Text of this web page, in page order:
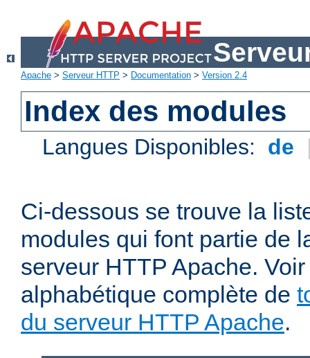
Apache > Serveur HTTP > Documentation > Version 2.4
Index des modules
Langues Disponibles: de
Ci-dessous se trouve la
modules qui font partie de
serveur HTTP Apache.
alphabétique complète de
du serveur HTTP Apache.